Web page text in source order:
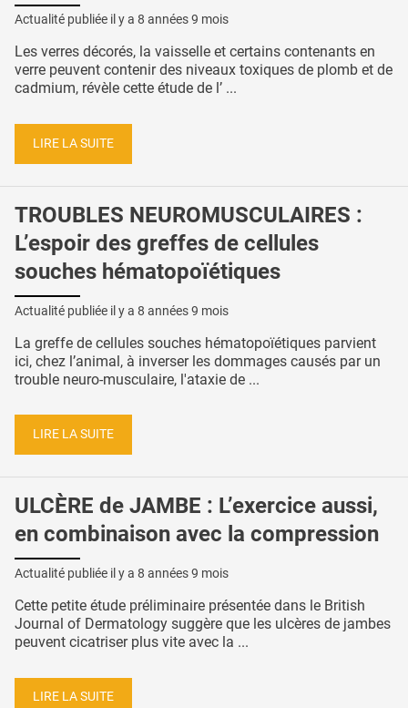
Actualité publiée il y a 8 années 9 mois
Les verres décorés, la vaisselle et certains contenants en
verre peuvent contenir des niveaux toxiques de plomb et de
cadmium, révèle cette étude de l’ ...
LIRE LA SUITE
TROUBLES NEUROMUSCULAIRES :
L’espoir des greffes de cellules
souches hématopoïétiques
Actualité publiée il y a 8 années 9 mois
La greffe de cellules souches hématopoïétiques parvient
ici, chez l’animal, à inverser les dommages causés par un
trouble neuro-musculaire, l'ataxie de ...
LIRE LA SUITE
ULCÈRE de JAMBE : L’exercice aussi,
en combinaison avec la compression
Actualité publiée il y a 8 années 9 mois
Cette petite étude préliminaire présentée dans le British
Journal of Dermatology suggère que les ulcères de jambes
peuvent cicatriser plus vite avec la ...
LIRE LA SUITE